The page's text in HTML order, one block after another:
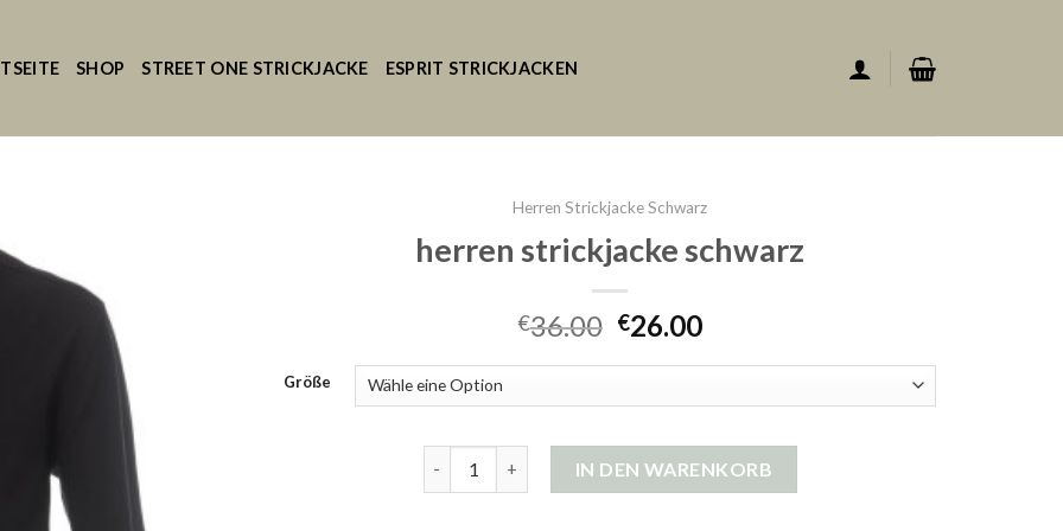
SHOP STREET ONE STRICKJACKE ESPRIT STRICKJACKEN
Herren Strickjacke Schwarz
herren strickjacke schwarz
€36.00 €26.00
Größe
IN DEN WARENKORB